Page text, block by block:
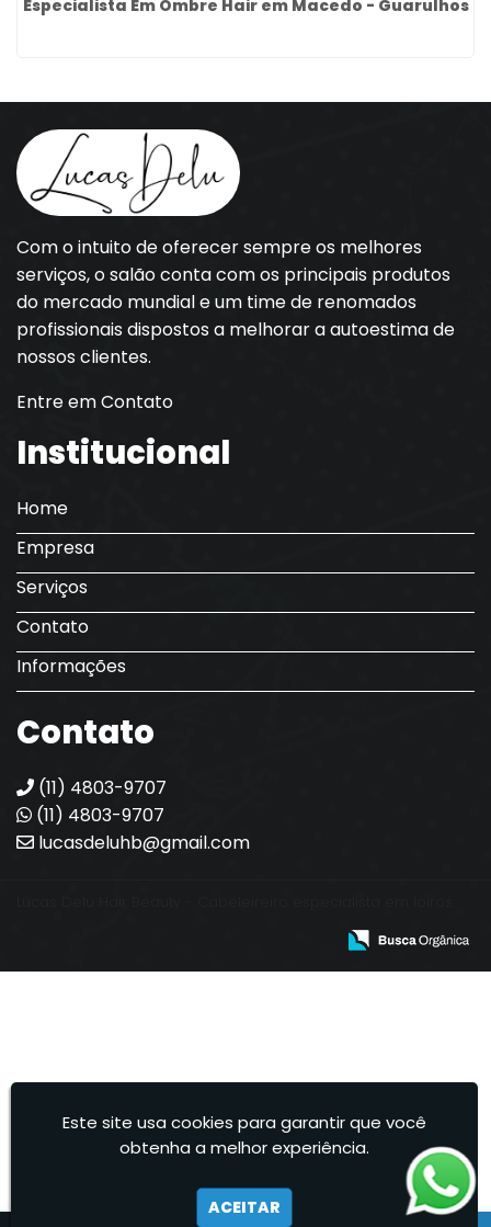
Especialista Em Ombre Hair em Macedo - Guarulhos
Com o intuito de oferecer sempre os melhores
serviços, o salão conta com os principais produtos
do mercado mundial e um time de renomados
profissionais dispostos a melhorar a autoestima de
nossos clientes.
Entre em Contato
Institucional
Home
Empresa
Serviços
Contato
Informações
Contato
(11) 4803-9707
(11) 4803-9707
lucasdeluhb@gmail.com
Este site usa cookies para garantir que você
obtenha a melhor experiência.
ACEITAR